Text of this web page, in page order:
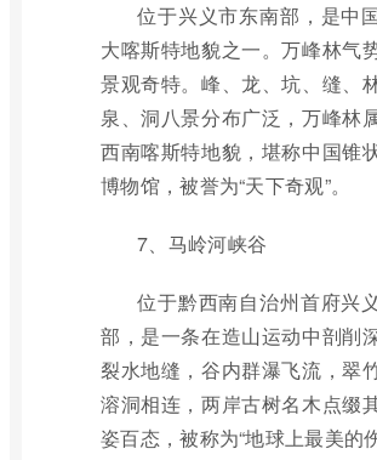
位于兴义市东南部，是中
大喀斯特地貌之一。万峰林气
景观奇特。峰、龙、坑、缝、林
泉、洞八景分布广泛，万峰林
西南喀斯特地貌，堪称中国锥
博物馆，被誉为“天下奇观”。
7、马岭河峡谷
位于黔西南自治州首府兴
部，是一条在造山运动中剖削
裂水地缝，谷内群瀑飞流，翠
溶洞相连，两岸古树名木点缀
姿百态，被称为“地球上最美的伤